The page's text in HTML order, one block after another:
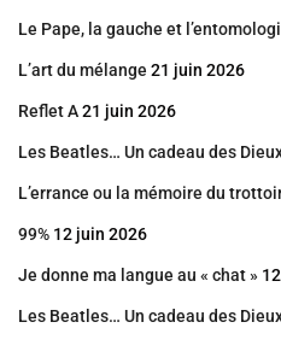
Le Pape, la gauche et
L’art du mélange 21 juin 2026
Reflet A21 juin 2026
Les Beatles… Un cadeau des
L’errance ou la mémoire du
99% 12 juin 2026
Je donne ma langue au « chat »
Les Beatles… Un cadeau des